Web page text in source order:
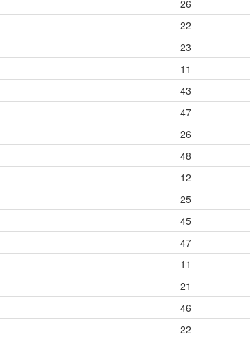
26
22
23
11
43
47
26
48
12
25
45
47
11
21
46
22